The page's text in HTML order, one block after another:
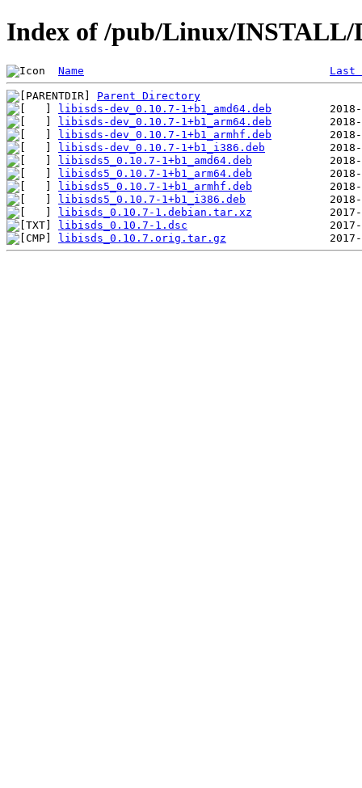
Index of /pub/Linux/
Name Last
Parent Directory
libisds-dev_0.10.7-1+b1_amd64.deb
libisds-dev_0.10.7-1+b1_arm64.deb
libisds-dev_0.10.7-1+b1_armhf.deb
libisds-dev_0.10.7-1+b1_i386.deb
libisds5_0.10.7-1+b1_amd64.deb
libisds5_0.10.7-1+b1_arm64.deb
libisds5_0.10.7-1+b1_armhf.deb
libisds5_0.10.7-1+b1_i386.deb
libisds_0.10.7-1.debian.tar.xz
libisds_0.10.7-1.dsc
libisds_0.10.7.orig.tar.gz